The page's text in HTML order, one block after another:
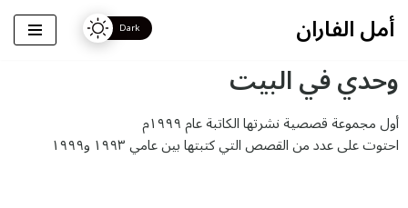
تخطى
المحتوى
أمل الفاران
وحدي في البيت
أول مجموعة قصصية نشرتها الكاتبة عام ١٩٩٩م
احتوت على عدد من القصص التي كتبتها بين عامي ١٩٩٣ و١٩٩٩